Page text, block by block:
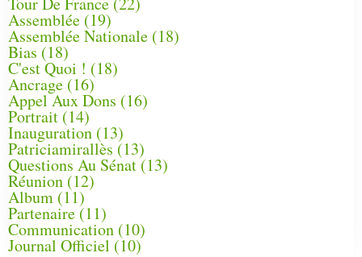
Assemblée (19)
Assemblée Nationale (18)
Bias (18)
C'est Quoi ! (18)
Ancrage (16)
Appel Aux Dons (16)
Portrait (14)
Inauguration (13)
Patriciamirallès (13)
Questions Au Sénat(13)
Réunion (12)
Album (11)
Partenaire(11)
Communication (10)
Journal Officiel (10)